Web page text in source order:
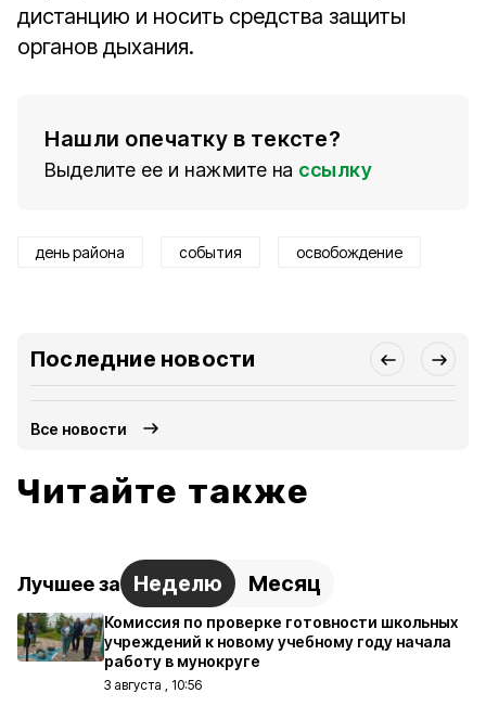
дистанцию и носить средства защиты
органов дыхания.
Нашли опечатку в тексте?
Выделите ее и нажмите на ссылку
день района события освобождение
Последние новости
Все новости
Читайте также
Лучшее за Неделю Месяц
Комиссия по проверке готовности школьных
учреждений к новому учебному году начала
работу в мунокруге
3 августа , 10:56